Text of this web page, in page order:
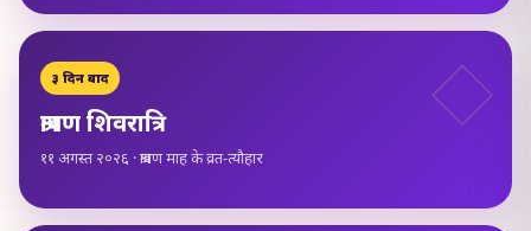
३ दिन बाद
श्रावण शिवरात्रि
११ अगस्त २०२६ · श्रावण माह के व्रत-त्यौहार